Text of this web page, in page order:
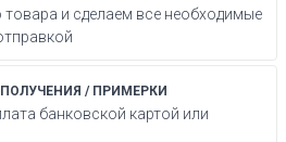
и сделаем все необходимые
/ ПРИМЕРКИ
банковской картой или